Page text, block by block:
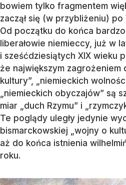
bowiem tylko fragmentem
zaczął się (w przybliżeniu) po
Od początku do końca
liberałowie niemieccy, już w
i sześćdziesiątych XIX wieku
że największym zagrożeniem
kultury”, „niemieckich
„niemieckich obyczajów” są
miar „duch Rzymu” i
Te poglądy uległy jedynie
bismarckowskiej „wojny o
aż do końca istnienia
roku.